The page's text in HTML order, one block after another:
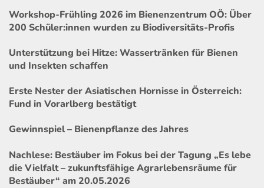
Workshop-Frühling 2026 im Bienenzentrum OÖ: Über
200 Schüler:innen wurden zu Biodiversitäts-Profis
Unterstützung bei Hitze: Wassertränken für Bienen
und Insekten schaffen
Erste Nester der Asiatischen Hornisse in Österreich:
Fund in Vorarlberg bestätigt
Gewinnspiel – Bienenpflanze des Jahres
Nachlese: Bestäuber im Fokus bei der Tagung „Es lebe
die Vielfalt – zukunftsfähige Agrarlebensräume für
Bestäuber“ am 20.05.2026